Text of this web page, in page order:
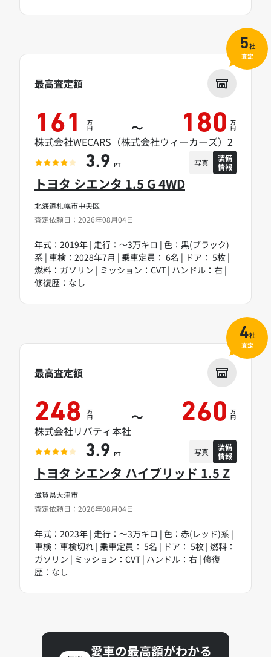
北海道札幌市中央区
査定依頼日：2026年08月04日
トヨタ シエンタ 1.5 G 4WD
年式：2019年 | 走行：～3万キロ | 色：黒(ブラック)
系 | 車検：2028年7月 | 乗車定員： 6名 | ドア： 5枚 |
燃料：ガソリン | ミッション：CVT | ハンドル：右 |
修復歴：なし
最高査定額
161 万
円 ～ 180 万
円
株式会社WECARS（株式会社ウィーカーズ）2
3.9 PT 写真
装備
情報
5社
査定
滋賀県大津市
査定依頼日：2026年08月04日
トヨタ シエンタ ハイブリッド 1.5 Z
年式：2023年 | 走行：～3万キロ | 色：赤(レッド)系 |
車検：車検切れ | 乗車定員： 5名 | ドア： 5枚 | 燃料：
ガソリン | ミッション：CVT | ハンドル：右 | 修復
歴：なし
最高査定額
248 万
円 ～ 260 万
円
株式会社リバティ本社
3.9 PT 写真
装備
情報
4社
査定
愛車の最高額がわかる